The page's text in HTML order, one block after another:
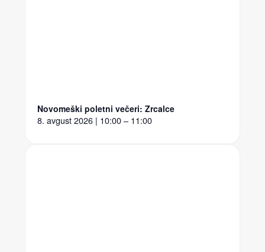
Novomeški poletni večeri: Zrcalce
8. avgust 2026 | 10:00 – 11:00